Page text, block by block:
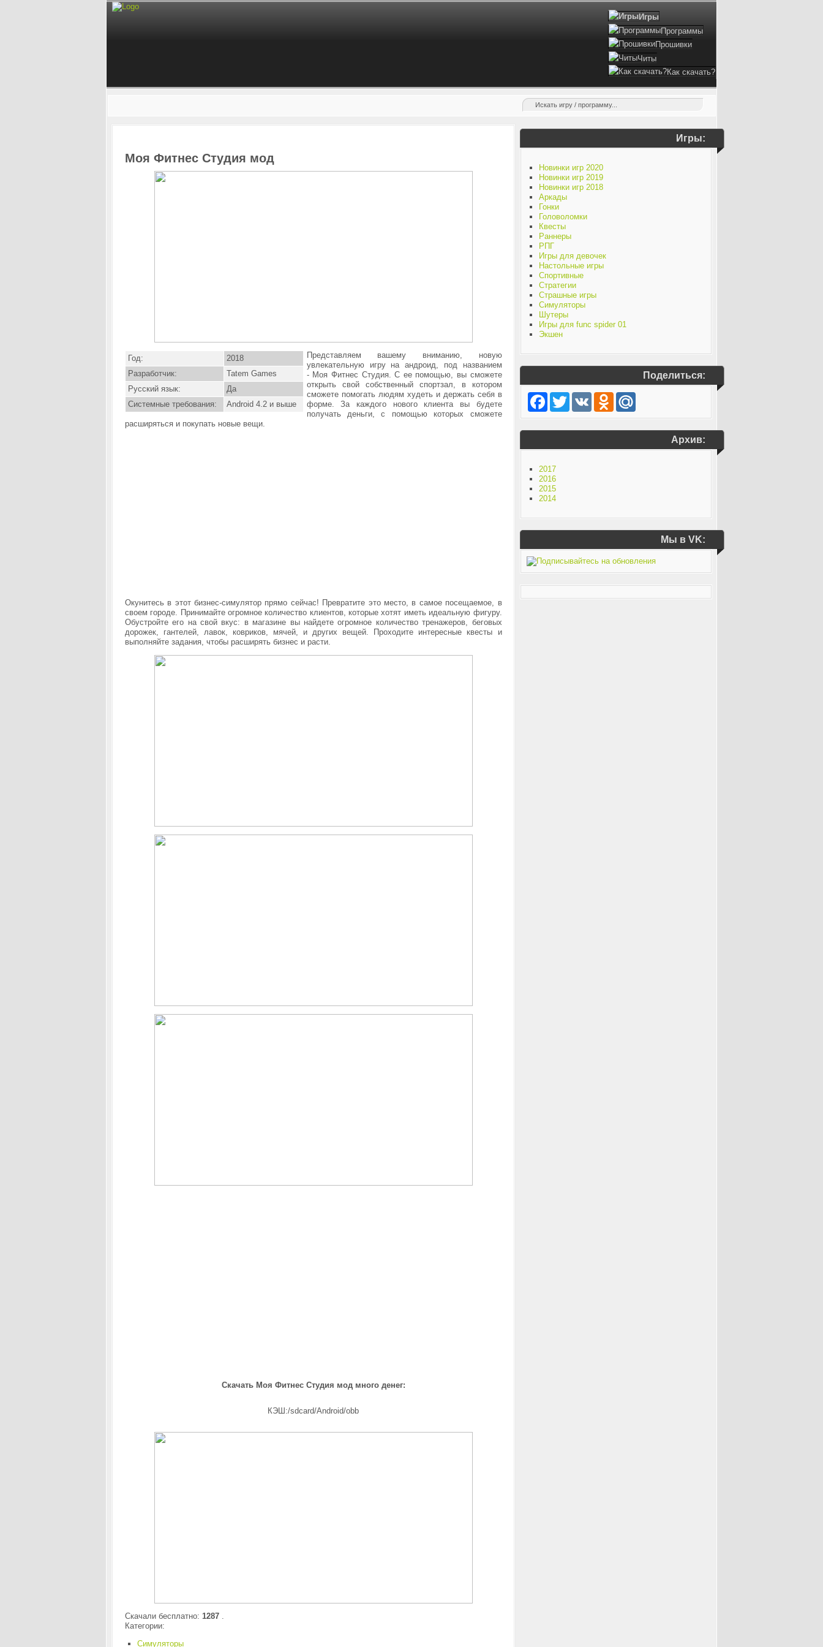
Игры
Программы
Прошивки
Читы
Как скачать?
Моя Фитнес Студия мод
Год:
2018
Разработчик:
Tatem Games
Русский язык:
Да
Системные требования:
Android 4.2 и выше
Представляем вашему вниманию, новую
увлекательную игру на андроид, под названием
- Моя Фитнес Студия. С ее помощью, вы сможете
открыть свой собственный спортзал, в котором
сможете помогать людям худеть и держать себя в
форме. За каждого нового клиента вы будете
получать деньги, с помощью которых сможете
расширяться и покупать новые вещи.
Окунитесь в этот бизнес-симулятор прямо сейчас! Превратите это место, в самое посещаемое, в
своем городе. Принимайте огромное количество клиентов, которые хотят иметь идеальную фигуру.
Обустройте его на свой вкус: в магазине вы найдете огромное количество тренажеров, беговых
дорожек, гантелей, лавок, ковриков, мячей, и других вещей. Проходите интересные квесты и
выполняйте задания, чтобы расширять бизнес и расти.
Скачать Моя Фитнес Студия мод много денег:
КЭШ:/sdcard/Android/obb
Скачали бесплатно: 1287.
Категории:
Симуляторы
Игры:
Новинки игр 2020
Новинки игр 2019
Новинки игр 2018
Аркады
Гонки
Головоломки
Квесты
Раннеры
РПГ
Игры для девочек
Настольные игры
Спортивные
Стратегии
Страшные игры
Симуляторы
Шутеры
Игры для func spider 01
Экшен
Поделиться:
FacebookTwitter VK Odnoklassniki
Архив:
2017
2016
2015
2014
Мы в VK: